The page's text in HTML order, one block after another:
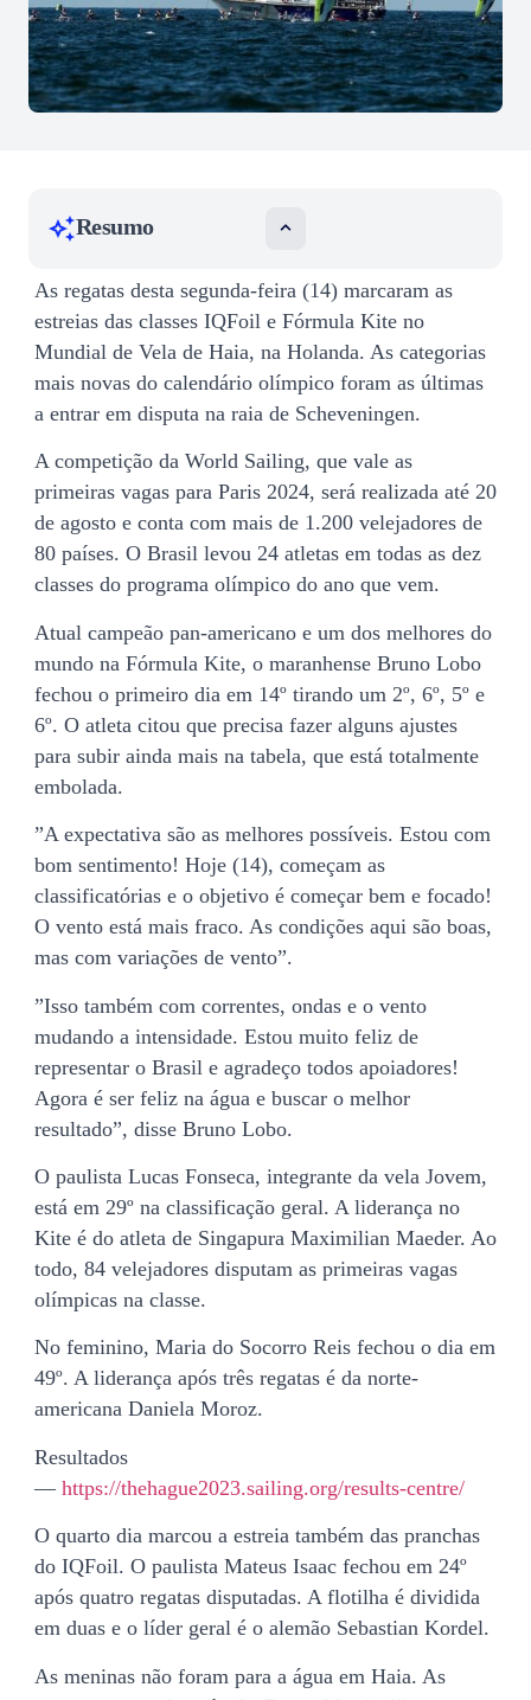
Resumo
As regatas desta segunda-feira (14) marcaram as
estreias das classes IQFoil e Fórmula Kite no
Mundial de Vela de Haia, na Holanda. As categorias
mais novas do calendário olímpico foram as últimas
a entrar em disputa na raia de Scheveningen.
A competição da World Sailing, que vale as
primeiras vagas para Paris 2024, será realizada até 20
de agosto e conta com mais de 1.200 velejadores de
80 países. O Brasil levou 24 atletas em todas as dez
classes do programa olímpico do ano que vem.
Atual campeão pan-americano e um dos melhores do
mundo na Fórmula Kite, o maranhense Bruno Lobo
fechou o primeiro dia em 14º tirando um 2º, 6º, 5º e
6º. O atleta citou que precisa fazer alguns ajustes
para subir ainda mais na tabela, que está totalmente
embolada.
”A expectativa são as melhores possíveis. Estou com
bom sentimento! Hoje (14), começam as
classificatórias e o objetivo é começar bem e focado!
O vento está mais fraco. As condições aqui são boas,
mas com variações de vento”.
”Isso também com correntes, ondas e o vento
mudando a intensidade. Estou muito feliz de
representar o Brasil e agradeço todos apoiadores!
Agora é ser feliz na água e buscar o melhor
resultado”, disse Bruno Lobo.
O paulista Lucas Fonseca, integrante da vela Jovem,
está em 29º na classificação geral. A liderança no
Kite é do atleta de Singapura Maximilian Maeder. Ao
todo, 84 velejadores disputam as primeiras vagas
olímpicas na classe.
No feminino, Maria do Socorro Reis fechou o dia em
49º. A liderança após três regatas é da norte-
americana Daniela Moroz.
Resultados
— https://thehague2023.sailing.org/results-centre/
O quarto dia marcou a estreia também das pranchas
do IQFoil. O paulista Mateus Isaac fechou em 24º
após quatro regatas disputadas. A flotilha é dividida
em duas e o líder geral é o alemão Sebastian Kordel.
As meninas não foram para a água em Haia. As